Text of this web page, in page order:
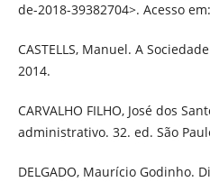
de-2018-39382704>. Acesso
CASTELLS, Manuel. A
2014.
CARVALHO FILHO, José dos
administrativo. 32. ed. São
DELGADO, Maurício Godinho.